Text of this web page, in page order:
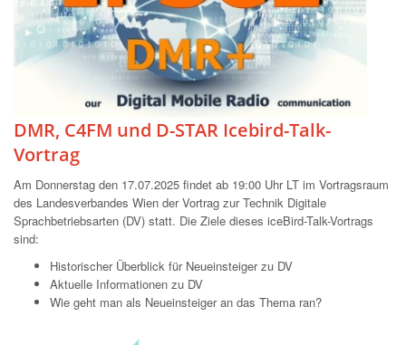
DMR, C4FM und D-STAR Icebird-Talk-
Vortrag
Am Donnerstag den 17.07.2025 findet ab 19:00 Uhr LT im Vortragsraum
des Landesverbandes Wien der Vortrag zur Technik Digitale
Sprachbetriebsarten (DV) statt. Die Ziele dieses iceBird-Talk-Vortrags
sind:
Historischer Überblick für Neueinsteiger zu DV
Aktuelle Informationen zu DV
Wie geht man als Neueinsteiger an das Thema ran?